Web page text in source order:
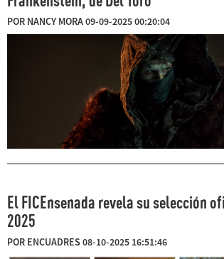
POR NANCY MORA 09-09-2025 00:20:04
El FICEnsenada revela su selección
2025
POR ENCUADRES 08-10-2025 16:51:46